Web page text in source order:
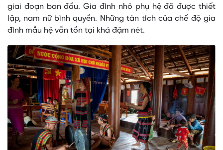
giai đoạn ban đầu. Gia đình nhỏ phụ hệ đã được thiết
lập, nam nữ bình quyền. Những tàn tích của chế độ gia
đình mẫu hệ vẫn tồn tại khá đậm nét.